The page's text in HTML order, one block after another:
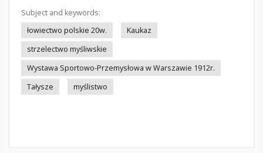
Subject and keywords:
łowiectwo polskie 20w.
Kaukaz
strzelectwo myśliwskie
Wystawa Sportowo-Przemysłowa w Warszawie 1912r.
Tałysze
myślistwo